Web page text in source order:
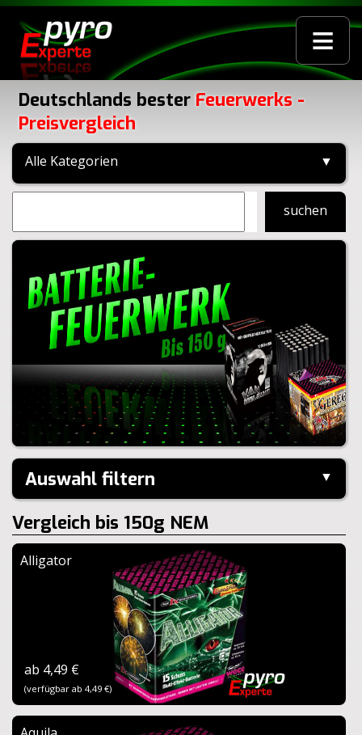
≡
Deutschlands bester Feuerwerks -
Preisvergleich
Alle Kategorien ▼
suchen
Auswahl filtern
▼
Kaliber:
Schuss:
Steighöhe:
Brenndauer:
Vergleich bis 150g NEM
Alligator
ab 4,49 €
(verfügbar ab 4,49 €)